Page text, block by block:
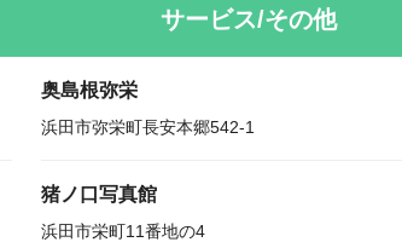
サービス/その他
奥島根弥栄
浜田市弥栄町長安本郷542-1
猪ノ口写真館
浜田市栄町11番地の4